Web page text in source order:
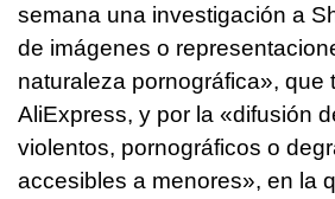
semana una investigación a
de imágenes o
naturaleza pornográfica», que
AliExpress, y por la «difusión
violentos, pornográficos o
accesibles a menores», en la